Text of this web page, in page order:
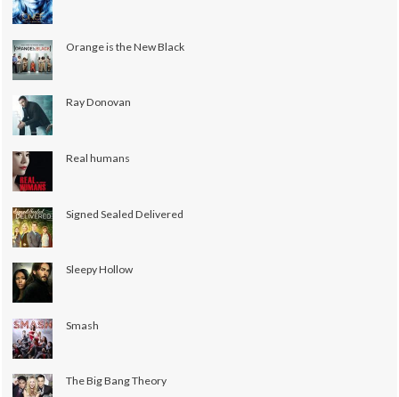
Orange is the New Black
Ray Donovan
Real humans
Signed Sealed Delivered
Sleepy Hollow
Smash
The Big Bang Theory